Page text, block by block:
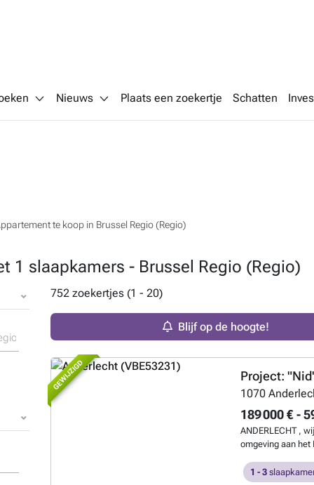
Nieuws Plaats een zoekertje Schatten
te koop in Brussel Regio (Regio)
1 slaapkamers - Brussel Regio (Regio)
752 zoekertjes (1 - 20)
Blijf op de hoogte!
GEWIJZIGD Project:
1070
189 000 € -
ANDERLECHT ,
omgeving aan het
Shopping), biedt
1 - 3